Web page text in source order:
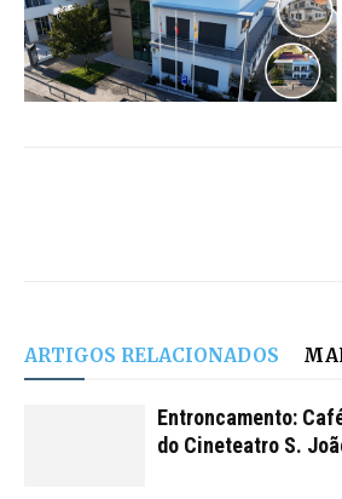
ARTIGOS RELACIONADOS
Entroncamento:
do Cineteatro S.